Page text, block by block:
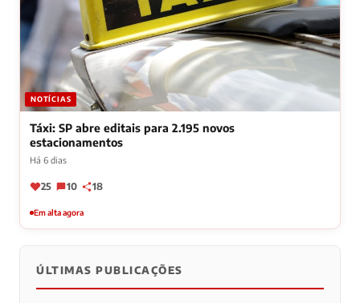
NOTÍCIAS
Táxi: SP abre editais para 2.195 novos
estacionamentos
Há 6 dias
25 10 18
Em alta agora
ÚLTIMAS PUBLICAÇÕES